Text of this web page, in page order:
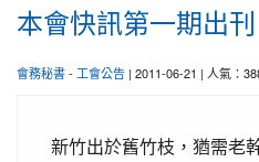
本會快訊第一期出刊
會務秘書- 工會公告 | 2011-06-21 | 人氣：
新竹出於舊竹枝，猶需老